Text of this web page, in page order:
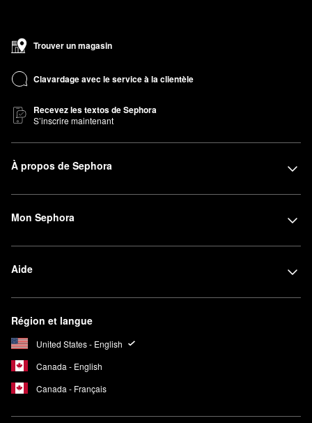
Trouver un magasin
Clavardage avec le service à la clientèle
Recevez les textos de Sephora
S’inscrire maintenant
À propos de Sephora
Mon Sephora
Aide
Région et langue
United States - English
Canada - English
Canada - Français